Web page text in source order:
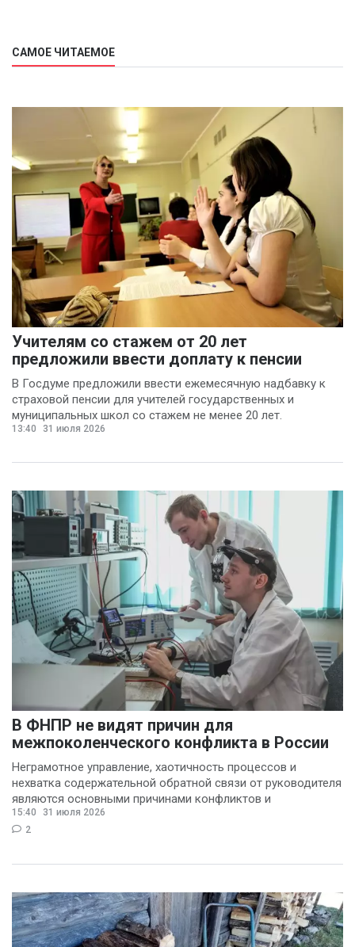
САМОЕ ЧИТАЕМОЕ
Учителям со стажем от 20 лет
предложили ввести доплату к пенсии
В Госдуме предложили ввести ежемесячную надбавку к
страховой пенсии для учителей государственных и
муниципальных школ со стажем не менее 20 лет.
13:40 31 июля 2026
В ФНПР не видят причин для
межпоколенческого конфликта в России
Неграмотное управление, хаотичность процессов и
нехватка содержательной обратной связи от руководителя
являются основными причинами конфликтов и
раздражения в
15:40
31 июля 2026
2